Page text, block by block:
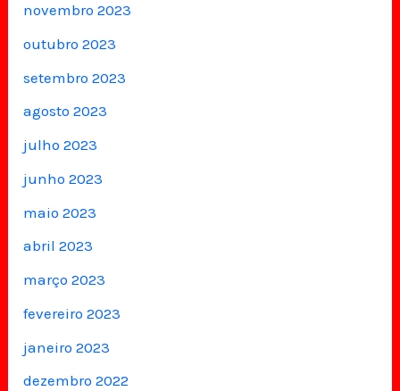
novembro 2023
outubro 2023
setembro 2023
agosto 2023
julho 2023
junho 2023
maio 2023
abril 2023
março 2023
fevereiro 2023
janeiro 2023
dezembro 2022